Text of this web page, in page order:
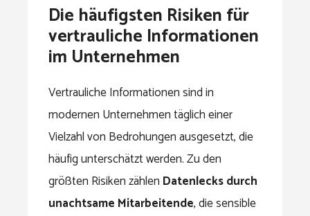
Die häufigsten Risiken für
vertrauliche Informationen
im Unternehmen
Vertrauliche Informationen sind in
modernen Unternehmen täglich einer
Vielzahl von Bedrohungen ausgesetzt, die
häufig unterschätzt werden. Zu den
größten Risiken zählen Datenlecks durch
unachtsame Mitarbeitende, die sensible